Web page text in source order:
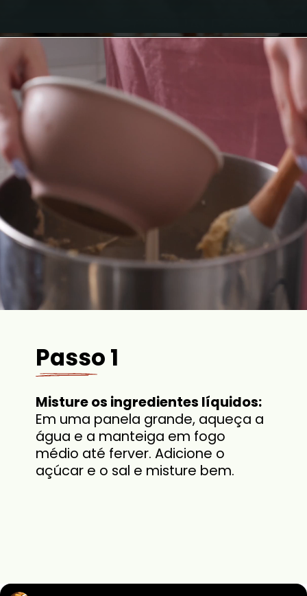
Passo 1
Misture os ingredientes líquidos:
Em uma panela grande, aqueça a
água e a manteiga em fogo
médio até ferver. Adicione o
açúcar e o sal e misture bem.